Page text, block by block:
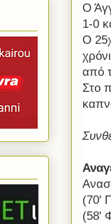
Ο
1-0
Ο
από
Στο
(70'
(58'